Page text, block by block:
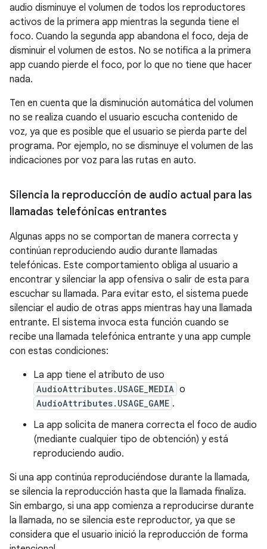
audio disminuye el volumen de todos los reproductores
activos de la primera app mientras la segunda tiene el
foco. Cuando la segunda app abandona el foco, deja de
disminuir el volumen de estos. No se notifica a la primera
app cuando pierde el foco, por lo que no tiene que hacer
nada.
Ten en cuenta que la disminución automática del volumen
no se realiza cuando el usuario escucha contenido de
voz, ya que es posible que el usuario se pierda parte del
programa. Por ejemplo, no se disminuye el volumen de las
indicaciones por voz para las rutas en auto.
Silencia la reproducción de audio actual para las
llamadas telefónicas entrantes
Algunas apps no se comportan de manera correcta y
continúan reproduciendo audio durante llamadas
telefónicas. Este comportamiento obliga al usuario a
encontrar y silenciar la app ofensiva o salir de esta para
escuchar su llamada. Para evitar esto, el sistema puede
silenciar el audio de otras apps mientras hay una llamada
entrante. El sistema invoca esta función cuando se
recibe una llamada telefónica entrante y una app cumple
con estas condiciones:
La app tiene el atributo de uso
AudioAttributes.USAGE_MEDIA o
AudioAttributes.USAGE_GAME .
La app solicita de manera correcta el foco de audio
(mediante cualquier tipo de obtención) y está
reproduciendo audio.
Si una app continúa reproduciéndose durante la llamada,
se silencia la reproducción hasta que la llamada finaliza.
Sin embargo, si una app comienza a reproducirse durante
la llamada, no se silencia este reproductor, ya que se
considera que el usuario inició la reproducción de forma